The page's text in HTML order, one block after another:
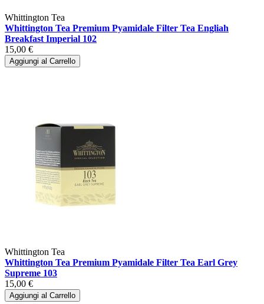
Whittington Tea
Whittington Tea Premium Pyamidale Filter Tea Engliah
Breakfast Imperial 102
15,00 €
Aggiungi al Carrello
Whittington Tea
Whittington Tea Premium Pyamidale Filter Tea Earl Grey
Supreme 103
15,00 €
Aggiungi al Carrello